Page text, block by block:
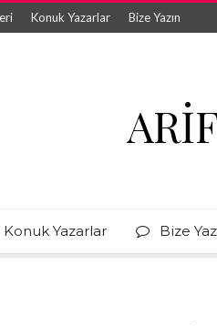
Konuk Yazarlar Bize Yazın
Konuk Yazarlar Bize